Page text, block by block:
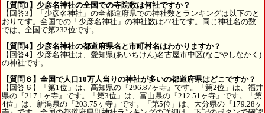
【質問3】少彦名神社の全国での寺院数は何社ですか？
【回答3】「少彦名神社」の全都道府県での神社数とランキングは以下のと
おりです。全国での「少彦名神社」の神社数は27社です。同じ神社名の数
では、全国で第232位です。
【質問4】少彦名神社の都道府県名と市町村名はわかりますか？
【回答4】少彦名神社は、愛知県(あいちけん)名古屋市中区(なごやしなかく)
の神社です。
【質問６】全国で人口10万人当りの神社が多いの都道府県はどこですか？
【回答６】「第1位」は、高知県の『296.87ヶ寺』です。「第2位」は、福井
県の『217.1ヶ寺』です。「第3位」は、富山県の『212.51ヶ寺』です。「第
4位」は、新潟県の『203.75ヶ寺』です。「第5位」は、大分県の『179.28ヶ